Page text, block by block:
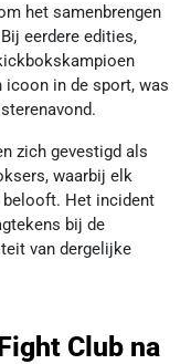
het samenbrengen
eerdere edities,
icoon in de sport, was
zich gevestigd als
waarbij elk
belooft. Het incident
bij de
van dergelijke
Club na